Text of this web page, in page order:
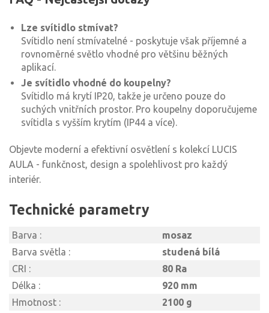
Lze svítidlo stmívat?
Svítidlo není stmívatelné - poskytuje však příjemné a
rovnoměrné světlo vhodné pro většinu běžných
aplikací.
Je svítidlo vhodné do koupelny?
Svítidlo má krytí IP20, takže je určeno pouze do
suchých vnitřních prostor. Pro koupelny doporučujeme
svítidla s vyšším krytím (IP44 a více).
Objevte moderní a efektivní osvětlení s kolekcí LUCIS
AULA - funkčnost, design a spolehlivost pro každý
interiér.
Technické parametry
Barva :
mosaz
Barva světla :
studená bílá
CRI :
80 Ra
Délka :
920 mm
Hmotnost :
2100 g